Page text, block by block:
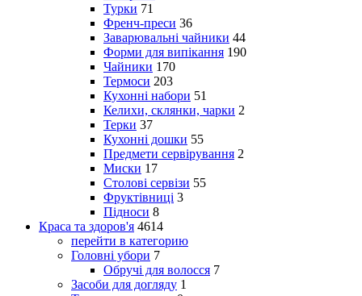
Турки 71
Френч-преси 36
Заварювальні чайники 44
Форми для випікання 190
Чайники 170
Термоси 203
Кухонні набори 51
Келихи, склянки, чарки 2
Терки 37
Кухонні дошки 55
Предмети сервірування 2
Миски 17
Столові сервізи 55
Фруктівниці 3
Підноси 8
Краса та здоров'я 4614
перейти в категорию
Головні убори 7
Обручі для волосся 7
Засоби для догляду 1